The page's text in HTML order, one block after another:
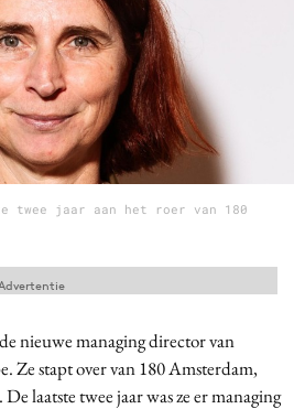
twee jaar aan het roer van 180
nieuwe managing director van
Ze stapt over van 180 Amsterdam,
laatste twee jaar was ze er managing